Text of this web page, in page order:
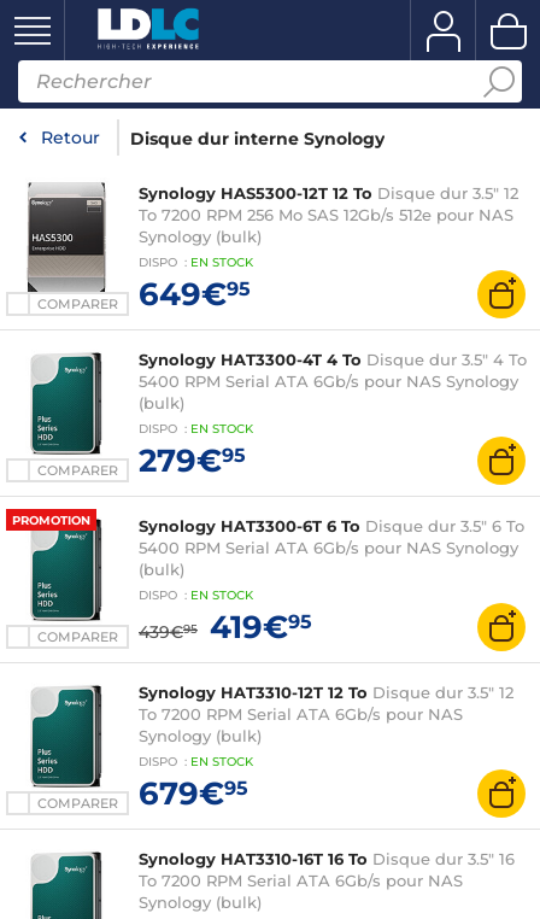
Retour Disque dur interne Synology
COMPARER
Synology HAS5300-12T 12 To Disque dur 3.5" 12
To 7200 RPM 256 Mo SAS 12Gb/s 512e pour NAS
Synology (bulk)
DISPO : EN STOCK
649€95
COMPARER
Synology HAT3300-4T 4 To Disque dur 3.5" 4 To
5400 RPM Serial ATA 6Gb/s pour NAS Synology
(bulk)
DISPO : EN STOCK
279€95
PROMOTION
COMPARER
Synology HAT3300-6T 6 To Disque dur 3.5" 6 To
5400 RPM Serial ATA 6Gb/s pour NAS Synology
(bulk)
DISPO : EN STOCK
439€95 419€95
COMPARER
Synology HAT3310-12T 12 To Disque dur 3.5" 12
To 7200 RPM Serial ATA 6Gb/s pour NAS
Synology (bulk)
DISPO : EN STOCK
679€95
Synology HAT3310-16T 16 To Disque dur 3.5" 16
To 7200 RPM Serial ATA 6Gb/s pour NAS
Synology (bulk)